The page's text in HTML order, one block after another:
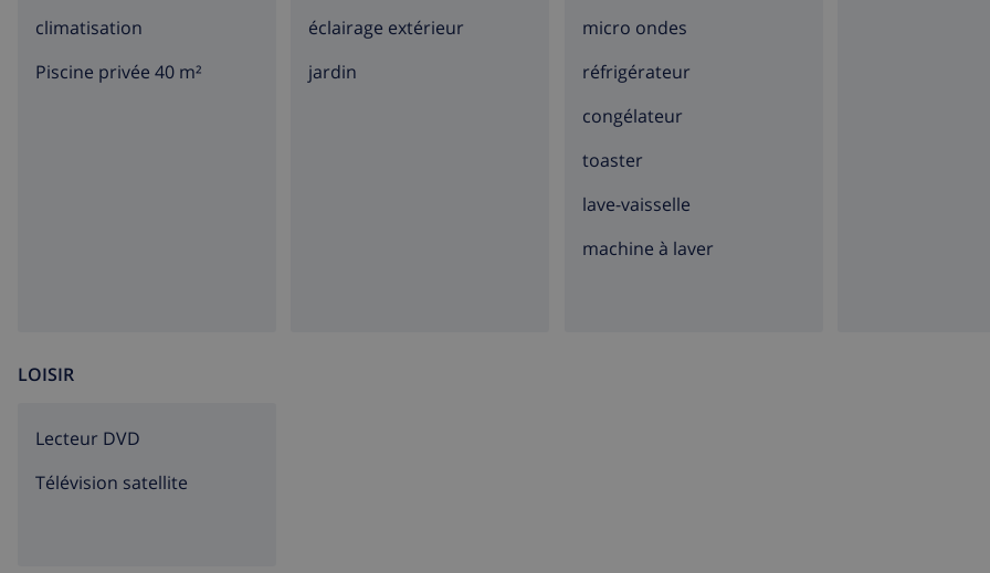
climatisation
Piscine privée 40 m²
éclairage extérieur
jardin
micro ondes
réfrigérateur
congélateur
toaster
lave-vaisselle
machine à laver
LOISIR
lecteur DVD
Télévision satellite